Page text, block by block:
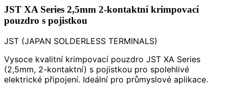
JST XA Series 2,5mm 2-kontaktní krimpovací
pouzdro s pojistkou
JST (JAPAN SOLDERLESS TERMINALS)
Vysoce kvalitní krimpovací pouzdro JST XA Series
(2,5mm, 2-kontaktní) s pojistkou pro spolehlivé
elektrické připojení. Ideální pro průmyslové aplikace.